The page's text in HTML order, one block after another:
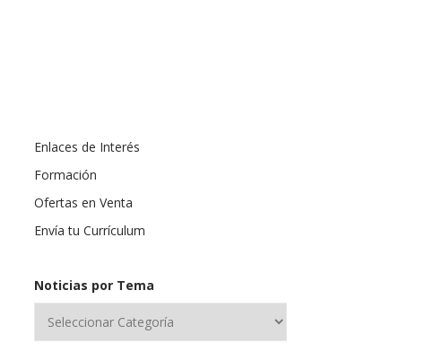
Enlaces de Interés
Formación
Ofertas en Venta
Envía tu Currículum
Noticias por Tema